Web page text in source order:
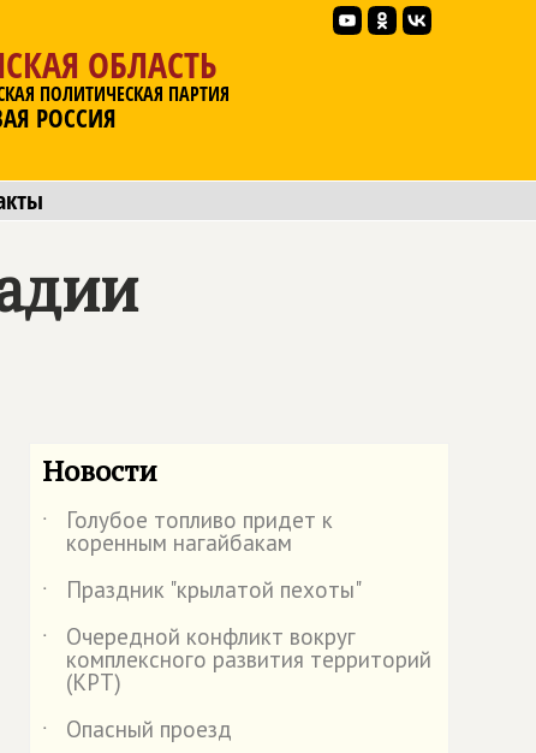
ОБЛАСТЬ
ПОЛИТИЧЕСКАЯ ПАРТИЯ
РОССИЯ
Новости
˙ Голубое топливо придет к
коренным нагайбакам
˙
Праздник "крылатой пехоты"
˙
Очередной конфликт вокруг
комплексного развития территорий
(КРТ)
˙
Опасный проезд